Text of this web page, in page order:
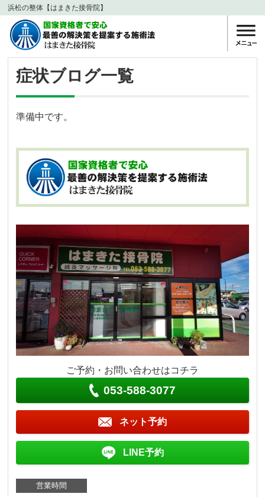
浜松の整体【はまきた接骨院】
症状ブログ一覧
準備中です。
ご予約・お問い合わせはコチラ
053-588-3077
ネット予約
LINE予約
営業時間